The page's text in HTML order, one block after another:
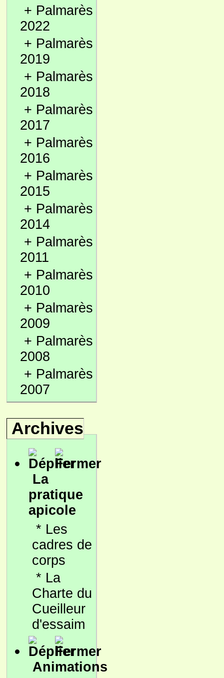
+ Palmarès
2022
+ Palmarès
2019
+ Palmarès
2018
+ Palmarès
2017
+ Palmarès
2016
+ Palmarès
2015
+ Palmarès
2014
+ Palmarès
2011
+ Palmarès
2010
+ Palmarès
2009
+ Palmarès
2008
+ Palmarès
2007
Archives
La
pratique
apicole
* Les
cadres de
corps
* La
Charte du
Cueilleur
d'essaim
Animations